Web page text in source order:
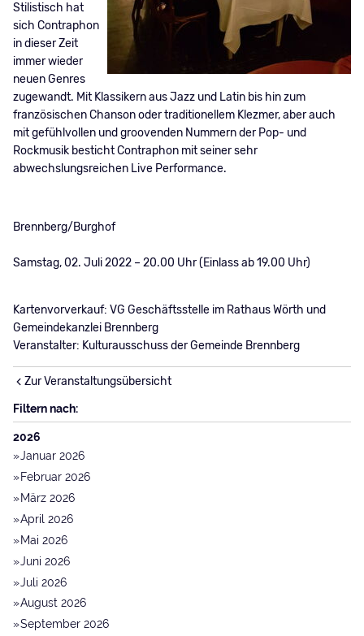
Stilistisch hat
sich Contraphon
in dieser Zeit
immer wieder
neuen Genres
zugewandt. Mit Klassikern aus Jazz und Latin bis hin zum
französischen Chanson oder traditionellem Klezmer, aber auch
mit gefühlvollen und groovenden Nummern der Pop- und
Rockmusik besticht Contraphon mit seiner sehr
abwechslungsreichen Live Performance.
Brennberg/Burghof
Samstag, 02. Juli 2022 – 20.00 Uhr (Einlass ab 19.00 Uhr)
Kartenvorverkauf: VG Geschäftsstelle im Rathaus Wörth und
Gemeindekanzlei Brennberg
Veranstalter: Kulturausschuss der Gemeinde Brennberg
Zur Veranstaltungsübersicht
Filtern nach:
2026
Januar 2026
Februar 2026
März 2026
April 2026
Mai 2026
Juni 2026
Juli 2026
August 2026
September 2026